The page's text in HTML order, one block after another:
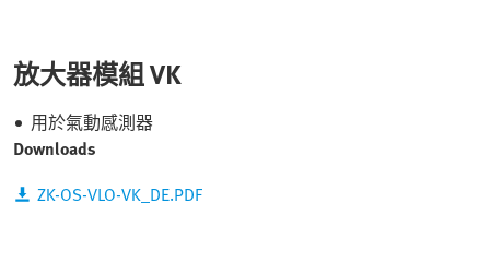
放大器模組 VK
用於氣動感測器
Downloads
ZK-OS-VLO-VK_DE.PDF